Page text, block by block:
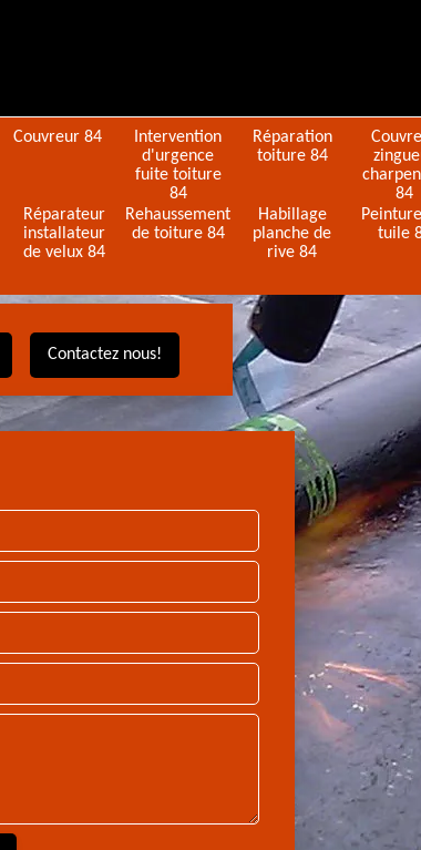
Couvreur 84
Intervention
d'urgence
fuite toiture
84
Réparation
toiture 84
84
Réparateur
installateur
de velux 84
Rehaussement
de toiture 84
Habillage
planche de
rive 84
tuile
Contactez nous!